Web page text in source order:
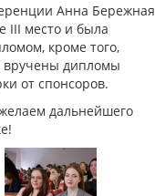
Анна Бережная
III место и была
кроме того,
вручены дипломы
от спонсоров.
дальнейшего